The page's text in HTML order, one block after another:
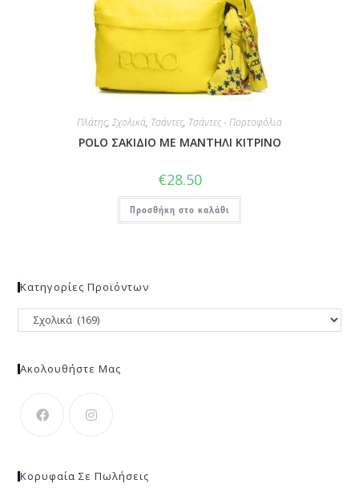
Πλάτης, Σχολικά, Τσάντες, Τσάντες - Πορτοφόλια
POLO ΣΑΚΙΔΙΟ ΜΕ ΜΑΝΤΗΛΙ ΚΙΤΡΙΝΟ
€28.50
Προσθήκη στο καλάθι
Κατηγορίες Προϊόντων
Ακολουθήστε Μας
Κορυφαία Σε Πωλήσεις